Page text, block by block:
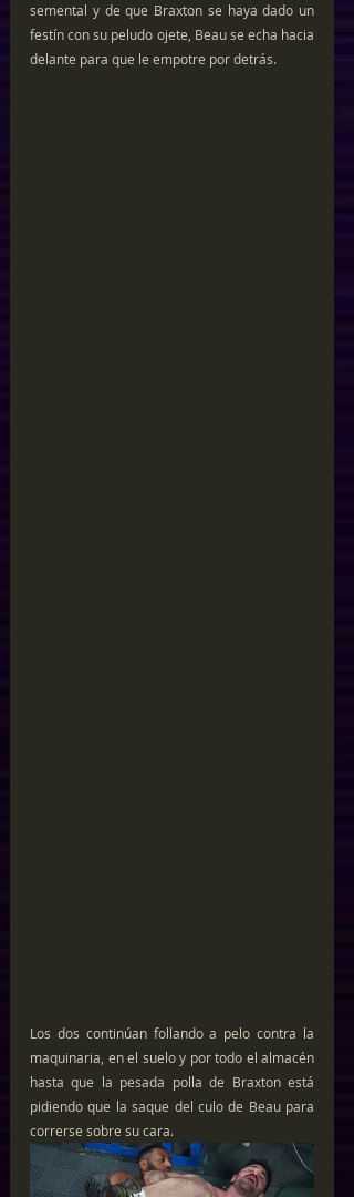
semental y de que Braxton se haya dado un
festín con su peludo ojete, Beau se echa hacia
delante para que le empotre por detrás.
Los dos continúan follando a pelo contra la
maquinaria, en el suelo y por todo el almacén
hasta que la pesada polla de Braxton está
pidiendo que la saque del culo de Beau para
correrse sobre su cara.